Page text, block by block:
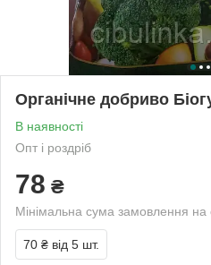
Органічне добриво
В наявності
Опт і роздріб
78 ₴
Мінімальна сума замовлення
70 ₴ від 5 шт.